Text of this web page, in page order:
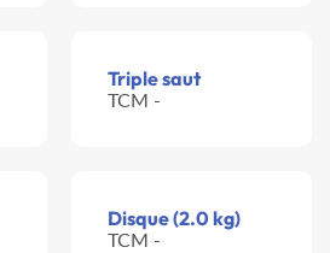
Triple saut
TCM -
Disque (2.0 kg)
TCM -